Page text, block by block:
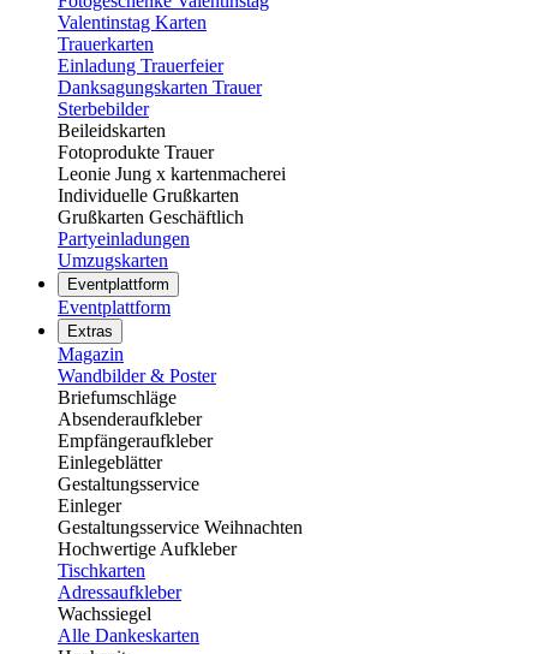
Valentinstag Karten
Trauerkarten
Einladung Trauerfeier
Danksagungskarten Trauer
Sterbebilder
Beileidskarten
Fotoprodukte Trauer
Leonie Jung x kartenmacherei
Individuelle Grußkarten
Grußkarten Geschäftlich
Partyeinladungen
Umzugskarten
Eventplattform
Eventplattform
Extras
Magazin
Wandbilder & Poster
Briefumschläge
Absenderaufkleber
Empfängeraufkleber
Einlegeblätter
Gestaltungsservice
Einleger
Gestaltungsservice Weihnachten
Hochwertige Aufkleber
Tischkarten
Adressaufkleber
Wachssiegel
Alle Dankeskarten